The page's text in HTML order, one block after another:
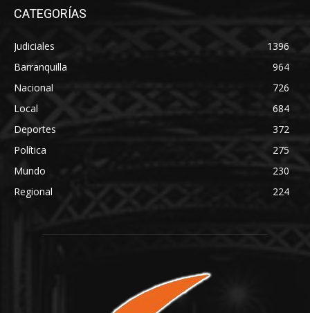
CATEGORÍAS
Judiciales
1396
Barranquilla
964
Nacional
726
Local
684
Deportes
372
Política
275
Mundo
230
Regional
224